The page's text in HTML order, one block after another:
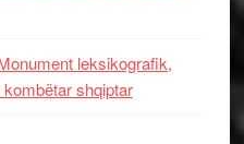
leksikografik,
shqiptar